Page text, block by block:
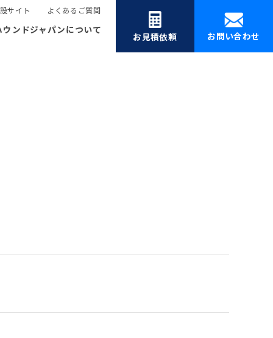
サイト よくあるご質問
ウンドジャパンについて
お見積依頼 お問い合わせ